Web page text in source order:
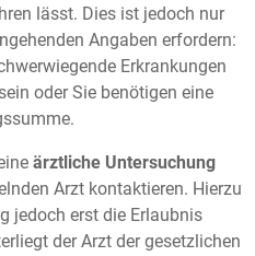
lässt. Dies ist jedoch nur
Angaben erfordern:
Erkrankungen
oder Sie benötigen eine
ärztliche Untersuchung
Arzt kontaktieren. Hierzu
jedoch erst die Erlaubnis
der Arzt der gesetzlichen